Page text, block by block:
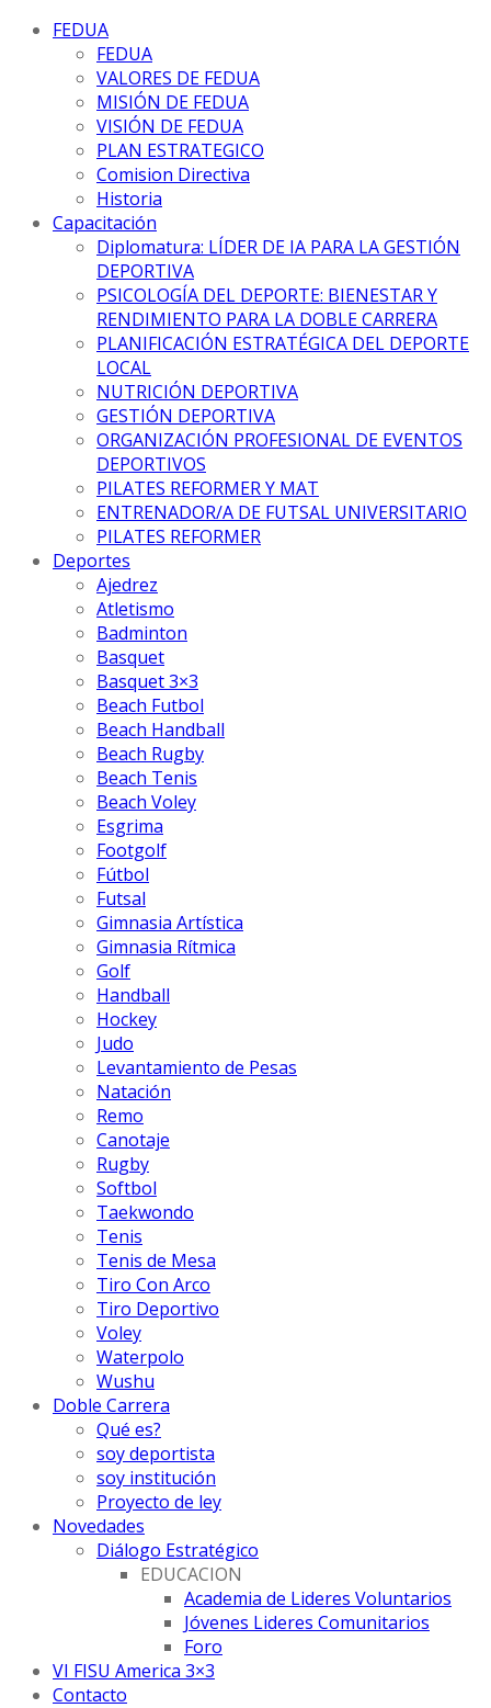
FEDUA
FEDUA
VALORES DE FEDUA
MISIÓN DE FEDUA
VISIÓN DE FEDUA
PLAN ESTRATEGICO
Comision Directiva
Historia
Capacitación
Diplomatura: LÍDER DE IA PARA LA GESTIÓN
DEPORTIVA
PSICOLOGÍA DEL DEPORTE: BIENESTAR Y
RENDIMIENTO PARA LA DOBLE CARRERA
PLANIFICACIÓN ESTRATÉGICA DEL DEPORTE
LOCAL
NUTRICIÓN DEPORTIVA
GESTIÓN DEPORTIVA
ORGANIZACIÓN PROFESIONAL DE EVENTOS
DEPORTIVOS
PILATES REFORMER Y MAT
ENTRENADOR/A DE FUTSAL UNIVERSITARIO
PILATES REFORMER
Deportes
Ajedrez
Atletismo
Badminton
Basquet
Basquet 3×3
Beach Futbol
Beach Handball
Beach Rugby
Beach Tenis
Beach Voley
Esgrima
Footgolf
Fútbol
Futsal
Gimnasia Artística
Gimnasia Rítmica
Golf
Handball
Hockey
Judo
Levantamiento de Pesas
Natación
Remo
Canotaje
Rugby
Softbol
Taekwondo
Tenis
Tenis de Mesa
Tiro Con Arco
Tiro Deportivo
Voley
Waterpolo
Wushu
Doble Carrera
Qué es?
soy deportista
soy institución
Proyecto de ley
Novedades
Diálogo Estratégico
EDUCACION
Academia de Lideres Voluntarios
Jóvenes Lideres Comunitarios
Foro
VI FISU America 3×3
Contacto